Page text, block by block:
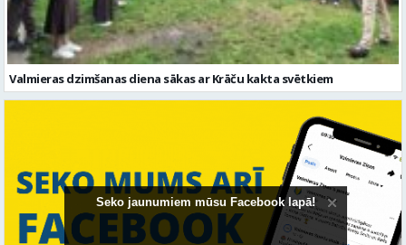
Seko jaunumiem mūsu Facebook lapā!